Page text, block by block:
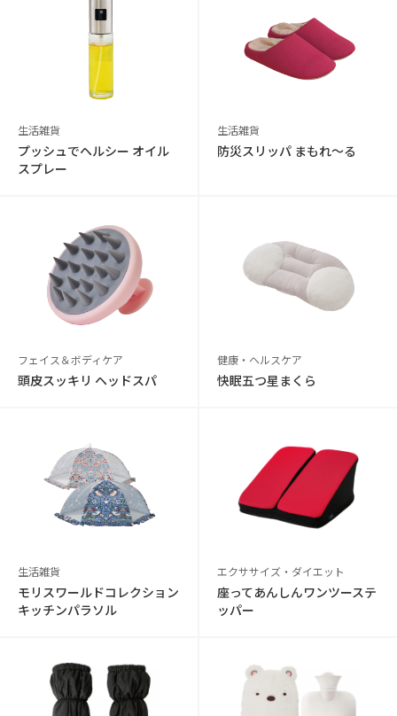
生活雑貨
プッシュでヘルシー オイル
スプレー
生活雑貨
防災スリッパ まもれ～る
フェイス＆ボディケア
頭皮スッキリ ヘッドスパ
健康・ヘルスケア
快眠五つ星まくら
生活雑貨
モリスワールドコレクション
キッチンパラソル
エクササイズ・ダイエット
座ってあんしんワンツーステ
ッパー